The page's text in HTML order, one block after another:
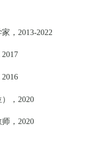
， 2013-2022
2017
2016
， 2020
， 2020